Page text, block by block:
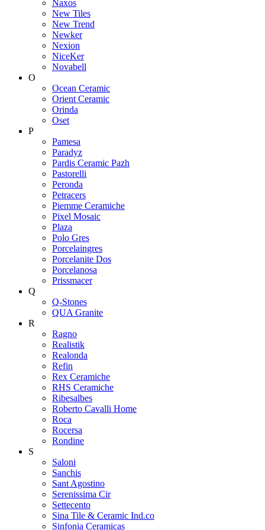
Naxos
New Tiles
New Trend
Newker
Nexion
NiceKer
Novabell
O
Ocean Ceramic
Orient Ceramic
Orinda
Oset
P
Pamesa
Paradyz
Pardis Ceramic Pazh
Pastorelli
Peronda
Petracers
Piemme Ceramiche
Pixel Mosaic
Plaza
Polo Gres
Porcelaingres
Porcelanite Dos
Porcelanosa
Prissmacer
Q
Q-Stones
QUA Granite
R
Ragno
Realistik
Realonda
Refin
Rex Ceramiche
RHS Ceramiche
Ribesalbes
Roberto Cavalli Home
Roca
Rocersa
Rondine
S
Saloni
Sanchis
Sant Agostino
Serenissima Cir
Settecento
Sina Tile & Ceramic Ind.co
Sinfonia Ceramicas